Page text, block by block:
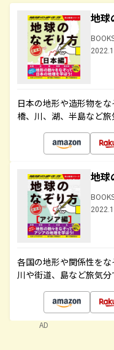
地
日本の地形や造形物を
橋、川、湖、半島など
地
各国の地形や関係性をな
川や街道、島など旅気分
AD